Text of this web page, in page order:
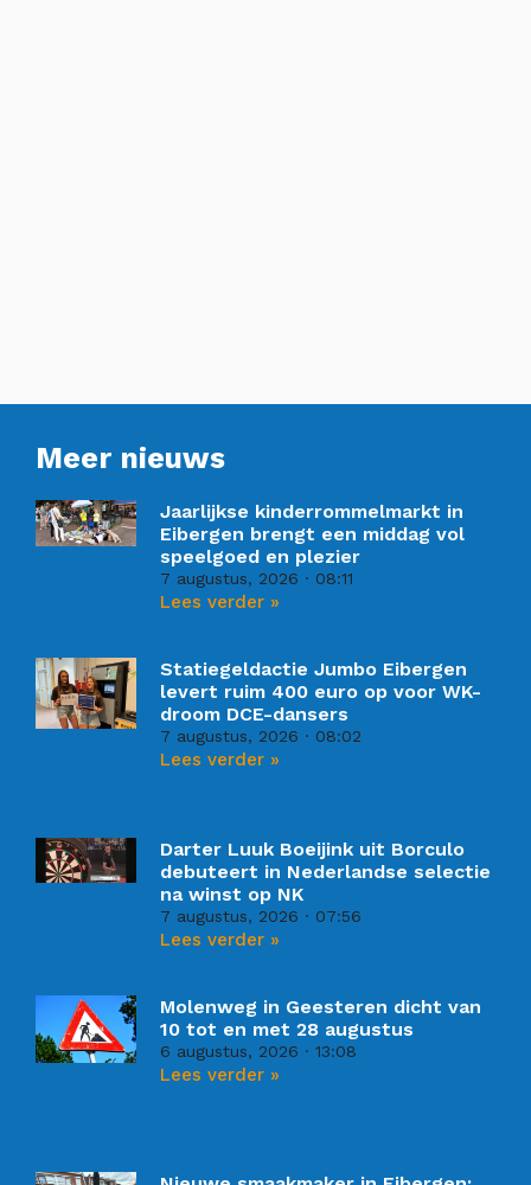
Meer nieuws
Jaarlijkse kinderrommelmarkt in
Eibergen brengt een middag vol
speelgoed en plezier
7 augustus, 2026 08:11
Lees verder »
Statiegeldactie Jumbo Eibergen
levert ruim 400 euro op voor WK-
droom DCE-dansers
7 augustus, 2026 08:02
Lees verder »
Darter Luuk Boeijink uit Borculo
debuteert in Nederlandse selectie
na winst op NK
7 augustus, 2026 07:56
Lees verder »
Molenweg in Geesteren dicht van
10 tot en met 28 augustus
6 augustus, 2026 13:08
Lees verder »